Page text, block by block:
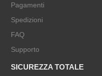
Pagamenti
Spedizioni
FAQ
Supporto
SICUREZZA TOTALE